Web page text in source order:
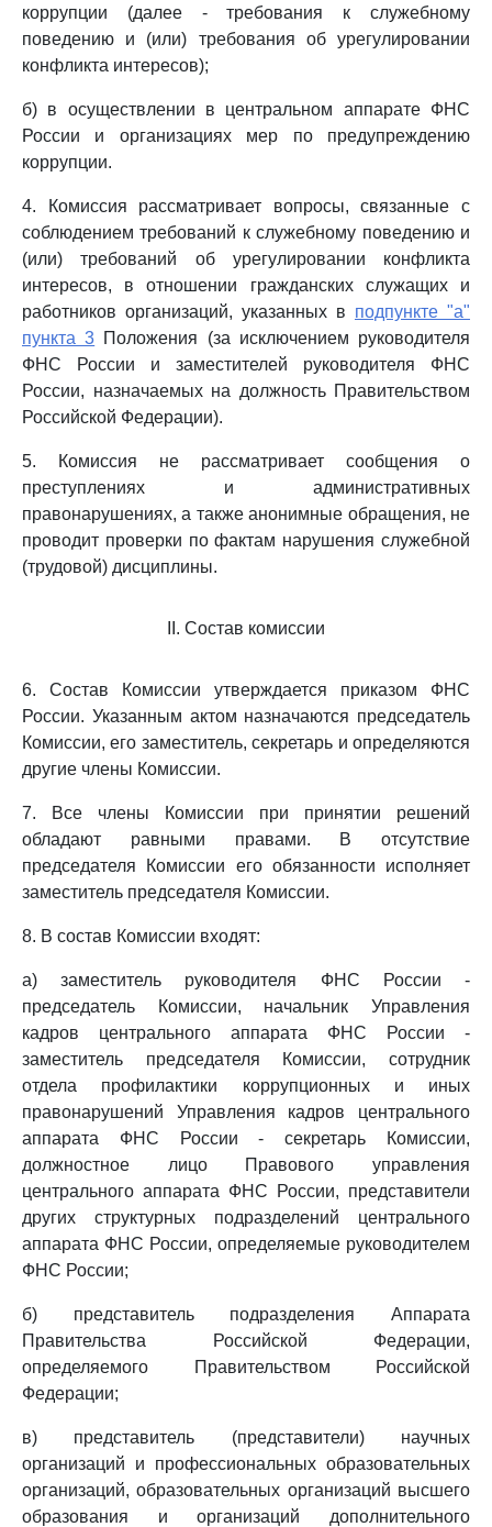
коррупции (далее - требования к служебному
поведению и (или) требования об урегулировании
конфликта интересов);
б) в осуществлении в центральном аппарате ФНС
России и организациях мер по предупреждению
коррупции.
4. Комиссия рассматривает вопросы, связанные с
соблюдением требований к служебному поведению и
(или) требований об урегулировании конфликта
интересов, в отношении гражданских служащих и
работников организаций, указанных в подпункте "а"
пункта 3 Положения (за исключением руководителя
ФНС России и заместителей руководителя ФНС
России, назначаемых на должность Правительством
Российской Федерации).
5. Комиссия не рассматривает сообщения о
преступлениях и административных
правонарушениях, а также анонимные обращения, не
проводит проверки по фактам нарушения служебной
(трудовой) дисциплины.
II. Состав комиссии
6. Состав Комиссии утверждается приказом ФНС
России. Указанным актом назначаются председатель
Комиссии, его заместитель, секретарь и определяются
другие члены Комиссии.
7. Все члены Комиссии при принятии решений
обладают равными правами. В отсутствие
председателя Комиссии его обязанности исполняет
заместитель председателя Комиссии.
8. В состав Комиссии входят:
а) заместитель руководителя ФНС России -
председатель Комиссии, начальник Управления
кадров центрального аппарата ФНС России -
заместитель председателя Комиссии, сотрудник
отдела профилактики коррупционных и иных
правонарушений Управления кадров центрального
аппарата ФНС России - секретарь Комиссии,
должностное лицо Правового управления
центрального аппарата ФНС России, представители
других структурных подразделений центрального
аппарата ФНС России, определяемые руководителем
ФНС России;
б) представитель подразделения Аппарата
Правительства Российской Федерации,
определяемого Правительством Российской
Федерации;
в) представитель (представители) научных
организаций и профессиональных образовательных
организаций, образовательных организаций высшего
образования и организаций дополнительного